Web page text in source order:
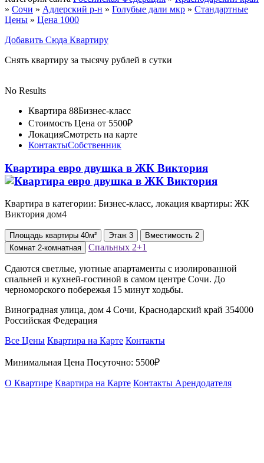
» Сочи » Адлерский р-н » Голубые дали мкр » Стандартные
Цены » Цена 1000
Добавить Сюда Квартиру
Снять квартиру за тысячу рублей в сутки
No Results
Квартира 88Бизнес-класс
Стоимость Цена от 5500₽
ЛокацияСмотреть на карте
КонтактыСобственник
Квартира евро двушка в ЖК Виктория
Квартира в категории: Бизнес-класс, локация квартиры: ЖК
Виктория дом4
Площадь квартиры 40м² Этаж 3 Вместимость 2
Комнат 2-комнатная Спальных 2+1
Сдаются светлые, уютные апартаменты с изолированной
спальней и кухней-гостиной в самом центре Сочи. До
черноморского побережья 15 минут ходьбы.
Виноградная улица, дом 4 Сочи, Краснодарский край 354000
Российская Федерация
Все Цены Квартира на Карте Контакты
Минимальная Цена Посуточно: 5500₽
О Квартире Квартира на Карте Контакты Арендодателя